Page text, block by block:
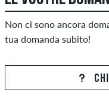
Non ci sono ancora
tua domanda subito!